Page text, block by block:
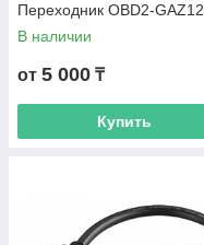
Переходник OBD2-GAZ12
В наличии
от 5 000 ₸
Купить